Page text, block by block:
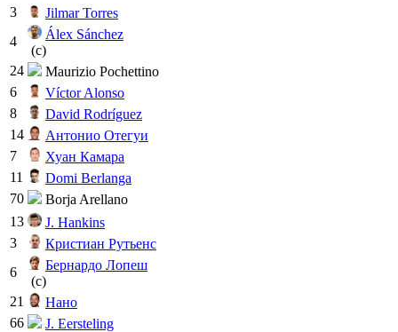
3
Jilmar Torres
4
Álex Sánchez
(c)
24
Maurizio Pochettino
6
Víctor Alonso
8
David Rodríguez
14
Антонио Отегуи
7
Хуан Камара
11
Domi Berlanga
70
Borja Arellano
13
J. Hankins
3
Кристиан Рутьенс
6
Бернардо Лопеш
(c)
21
Нано
66
J. Eersteling